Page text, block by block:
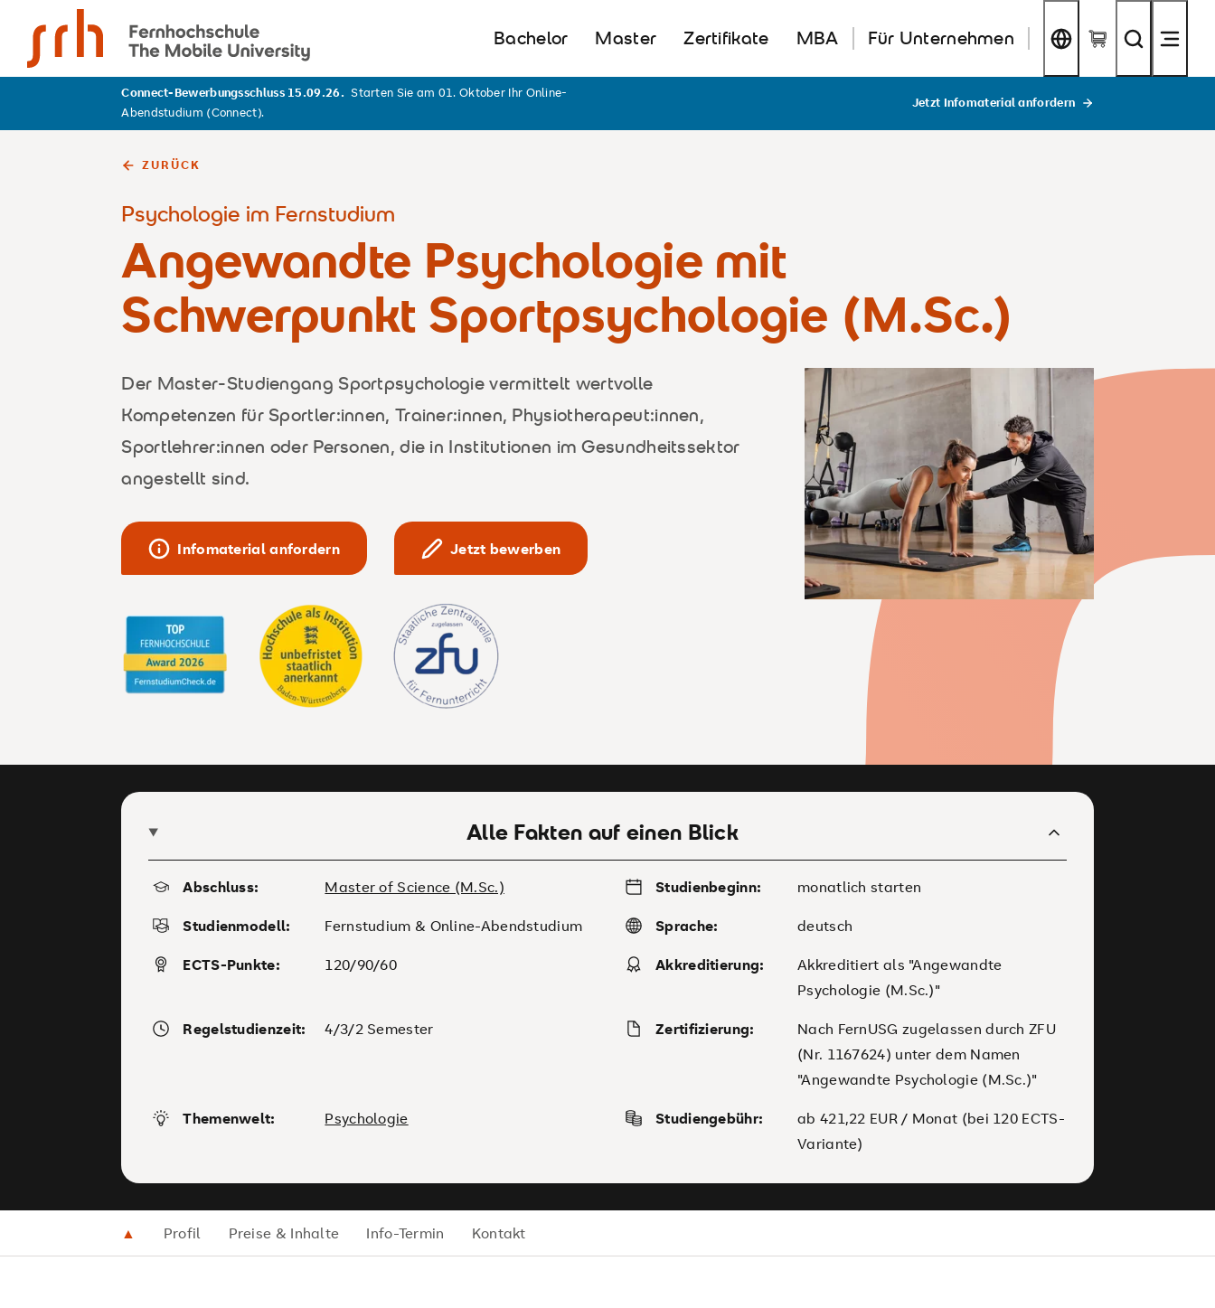
Bachelor Master Zertifikate MBA Für Unternehmen
Connect-Bewerbungsschluss 15.09.26. Starten Sie am 01. Oktober Ihr Online-
Abendstudium (Connect).
Jetzt Infomaterial anfordern
ZURÜCK
Psychologie im Fernstudium
Angewandte Psychologie mit
Schwerpunkt Sportpsychologie (M.Sc.)
Der Master-Studiengang Sportpsychologie vermittelt wertvolle
Kompetenzen für Sportler:innen, Trainer:innen, Physiotherapeut:innen,
Sportlehrer:innen oder Personen, die in Institutionen im Gesundheitssektor
angestellt sind.
Infomaterial anfordern Jetzt bewerben
Alle Fakten auf einen Blick
Abschluss: Master of Science (M.Sc.) Studienbeginn:
monatlich starten
Studienmodell:
Fernstudium & Online-Abendstudium Sprache:
deutsch
ECTS-Punkte:
120/90/60 Akkreditierung:
Akkreditiert als "Angewandte
Psychologie (M.Sc.)"
Regelstudienzeit:
4/3/2 Semester Zertifizierung:
Nach FernUSG zugelassen durch ZFU
(Nr. 1167624) unter dem Namen
"Angewandte Psychologie (M.Sc.)"
Themenwelt:
Psychologie Studiengebühr:
ab 421,22 EUR / Monat (bei 120 ECTS-
Variante)
▲ Profil Preise & Inhalte Info-Termin Kontakt